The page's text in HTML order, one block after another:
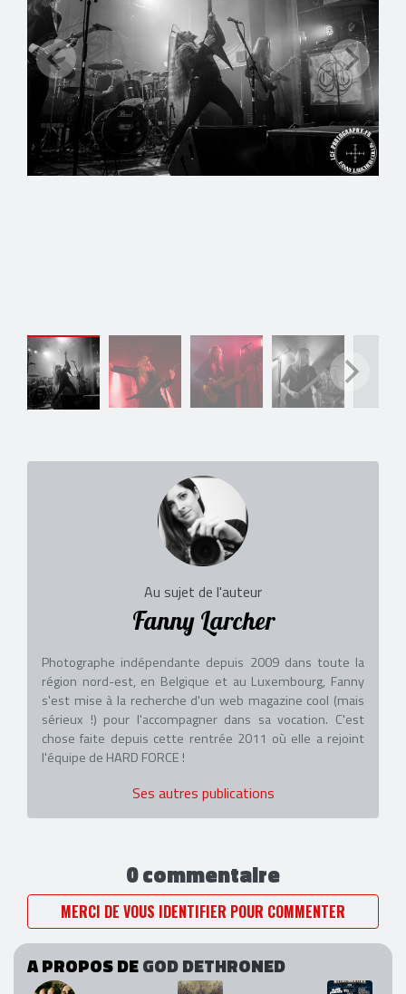
Au sujet de l'auteur
Fanny Larcher
Photographe indépendante depuis 2009 dans toute la
région nord-est, en Belgique et au Luxembourg, Fanny
s'est mise à la recherche d'un web magazine cool (mais
sérieux !) pour l'accompagner dans sa vocation. C'est
chose faite depuis cette rentrée 2011 où elle a rejoint
l'équipe de HARD FORCE !
Ses autres publications
0 commentaire
MERCI DE VOUS IDENTIFIER POUR COMMENTER
A PROPOS DEGOD DETHRONED